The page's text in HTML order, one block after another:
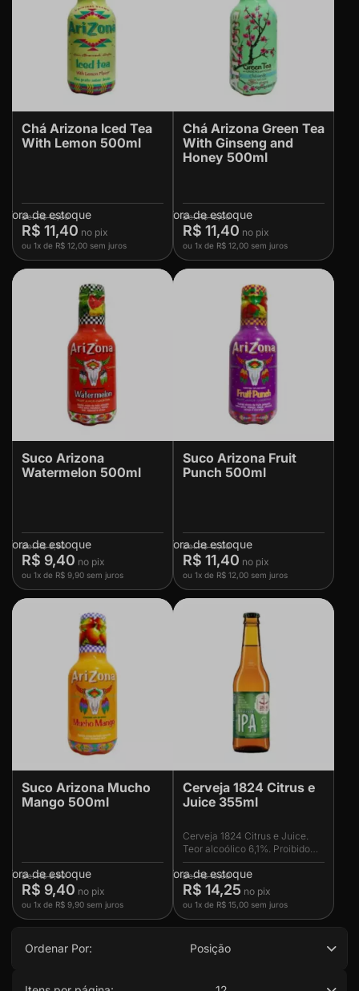
Chá Arizona Iced Tea
With Lemon 500ml
R$ 12,00
R$ 11,40
ou 1x de R$ 12,00 sem juros
Fora de estoque
Chá Arizona Green Tea
With Ginseng and
Honey 500ml
R$ 12,00
R$ 11,40
ou 1x de R$ 12,00 sem juros
Fora de estoque
Suco Arizona
Watermelon 500ml
R$ 9,90
R$ 9,40
ou 1x de R$ 9,90 sem juros
Fora de estoque
Suco Arizona Fruit
Punch 500ml
R$ 12,00
R$ 11,40
ou 1x de R$ 12,00 sem juros
Fora de estoque
Suco Arizona Mucho
Mango 500ml
R$ 9,90
R$ 9,40
ou 1x de R$ 9,90 sem juros
Fora de estoque
Cerveja 1824 Citrus e
Juice 355ml
Cerveja 1824 Citrus e Juice.
Teor alcoólico 6,1%. Proibido
para menores de 18 anos. Saiba
mais em Tabacaria da Mata
R$ 15,00
R$ 14,25
ou 1x de R$ 15,00 sem juros
Fora de estoque
Ordenar Por: Posição